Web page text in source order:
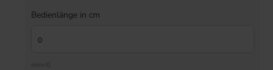
Bedienlänge in cm
min=0